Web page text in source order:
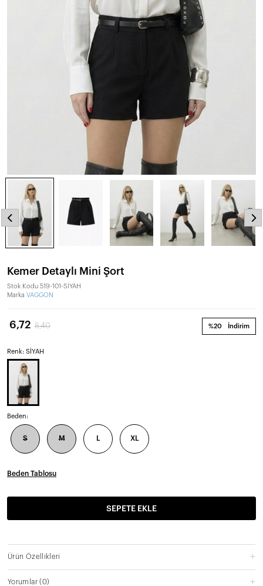
Kemer Detaylı Mini Şort
Stok Kodu 519-101-SİYAH
Marka VAGGON
%20 İndirim
6,72 8,40
Renk: SİYAH
Beden:
S M L XL
Beden Tablosu
SEPETE EKLE
Ürün Özellikleri
Yorumlar(0)